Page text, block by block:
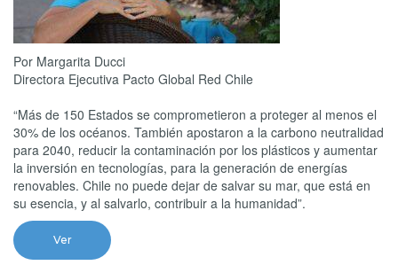
Por Margarita Ducci
Directora Ejecutiva Pacto Global Red Chile
“Más de 150 Estados se comprometieron a proteger al menos el
30% de los océanos. También apostaron a la carbono neutralidad
para 2040, reducir la contaminación por los plásticos y aumentar
la inversión en tecnologías, para la generación de energías
renovables. Chile no puede dejar de salvar su mar, que está en
su esencia, y al salvarlo, contribuir a la humanidad”.
Ver